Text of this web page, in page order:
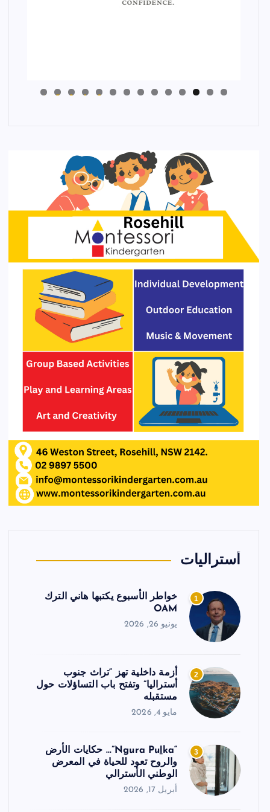
0
1
2
3
4
أستراليات
1
خواطر الأسبوع يكتبها هاني الترك
OAM
يونيو 26, 2026
2
أزمة داخلية تهز “تراث جنوب
أستراليا” وتفتح باب التساؤلات حول
مستقبله
مايو 4, 2026
3
“Ngura Puḻka”… حكايات الأرض
والروح تعود للحياة في المعرض
الوطني الأسترالي
أبريل 17, 2026